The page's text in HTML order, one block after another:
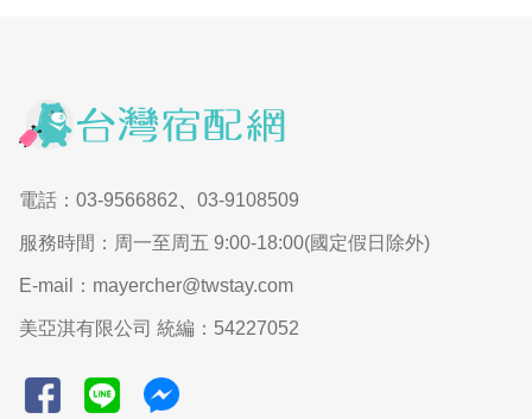
電話：03-9566862 03-9108509
服務時間：周一至周五 9:00-18:00(國定假日除外)
E-mail：mayercher@twstay.com
美亞淇有限公司 統編：54227052